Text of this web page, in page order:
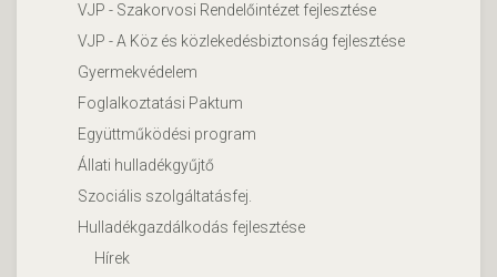
VJP - Szakorvosi Rendelőintézet fejlesztése
VJP - A Köz és közlekedésbiztonság fejlesztése
Gyermekvédelem
Foglalkoztatási Paktum
Együttműködési program
Állati hulladékgyűjtő
Szociális szolgáltatásfej.
Hulladékgazdálkodás fejlesztése
Hírek